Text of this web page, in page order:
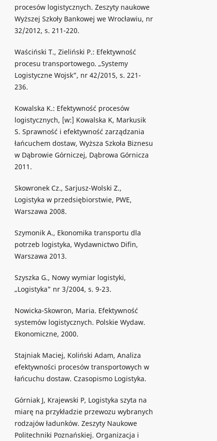
procesów logistycznych. Zeszyty naukowe
Wyższej Szkoły Bankowej we Wrocławiu, nr
32/2012, s. 211-220.
Waściński T., Zieliński P.: Efektywność
procesu transportowego. „Systemy
Logistyczne Wojsk”, nr 42/2015, s. 221-
236.
Kowalska K.: Efektywność procesów
logistycznych, [w:] Kowalska K, Markusik
S. Sprawność i efektywność zarządzania
łańcuchem dostaw, Wyższa Szkoła Biznesu
w Dąbrowie Górniczej, Dąbrowa Górnicza
2011.
Skowronek Cz., Sarjusz-Wolski Z.,
Logistyka w przedsiębiorstwie, PWE,
Warszawa 2008.
Szymonik A., Ekonomika transportu dla
potrzeb logistyka, Wydawnictwo Difin,
Warszawa 2013.
Szyszka G., Nowy wymiar logistyki,
„Logistyka” nr 3/2004, s. 9-23.
Nowicka-Skowron, Maria. Efektywność
systemów logistycznych. Polskie Wydaw.
Ekonomiczne, 2000.
Stajniak Maciej, Koliński Adam, Analiza
efektywności procesów transportowych w
łańcuchu dostaw. Czasopismo Logistyka.
Górniak J, Krajewski P, Logistyka szyta na
miarę na przykładzie przewozu wybranych
rodzajów ładunków. Zeszyty Naukowe
Politechniki Poznańskiej. Organizacja i